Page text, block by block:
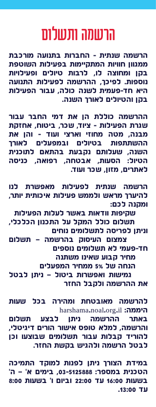
הרשמה ותשלום
הרשמה שנתית - החברות בתנועה מורכבת
ממגוון חוויות המתקיימות בפעילות השוטפת
בקן ומחוצה לו, לרבות טיולים ופעילויות
נוספות. לפיכך, ההרשמה לפעילות התנועה
היא חד-פעמית לשנה כולה, עבור הפעילות
בקן והטיולים לאורך השנה.
ההרשמה כוללת הן את דמי החבר עבור
שגרת הפעילות - ציוד, שכר, ביטוח, אחזקת
מבנה, מטה מחוזי וארצי ועוד - והן את
ההשתתפות בטיולים ובמפעלים לאורך
השנה, שעלותם נקבעת בהתאם לתוכנית
הטיול: הסעות, אבטחה, רפואה, כניסה
לאתרים, מזון, שכר ועוד.
הרשמה שנתית לפעילות מאפשרת לנו
להיערך מראש ולממש פעילות איכותית יותר,
ומקנה לכם:
שקיפות וודאות באשר לעלות הפעילות
תשלום כולל המקל על התכנון הכלכלי,
וניתן לפריסה לתשלומים נוחים
צמצום העיסוק בהרשמה – תשלום
חד-פעמי לא תשלומים נוספים
מחיר קבוע שאינו משתנה
הנחה של 5% ממחיר המפעלים
גמישות ואפשרות ביטול – ניתן לבטל
את ההרשמה ולקבל החזר
להרשמה מאובטחת ומהירה בכל שעות
היממה: harshama.noal.org.il
באתר ההרשמה ניתן לבצע תשלום
והרשמה, למלא טופס אישור הורים דיגיטלי,
להוריד קבלות עבור תשלומים שבוצעו וכן
לבטל הרשמה ולהגיש בקשת החזר.
במידת הצורך ניתן לפנות למוקד התמיכה
הטכנית במספר:03-5125888, בימים א' – ה'
בשעות 16:00 עד 22:00 וביום ו' בשעות 8:00
עד 13:00.